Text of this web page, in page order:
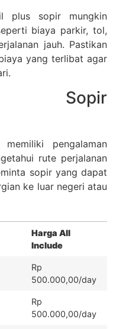
plus sopir mungkin
biaya parkir, tol,
jauh. Pastikan
yang terlibat agar
Sopir
pengalaman
rute perjalanan
sopir yang dapat
ke luar negeri atau
Harga All
Include
Rp
500.000,00/day
Rp
500.000,00/day